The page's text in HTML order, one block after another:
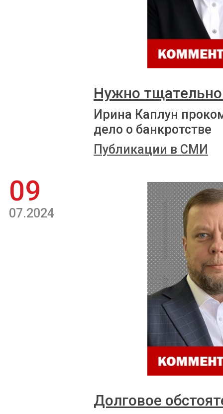
Нужно
Ирина Каплун
дело о банкротстве
Публикации в СМИ
09
07.2024
Долговое